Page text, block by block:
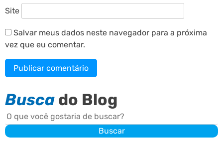
Site
Salvar meus dados neste navegador para a próxima
vez que eu comentar.
Busca do Blog
Buscar
Buscar